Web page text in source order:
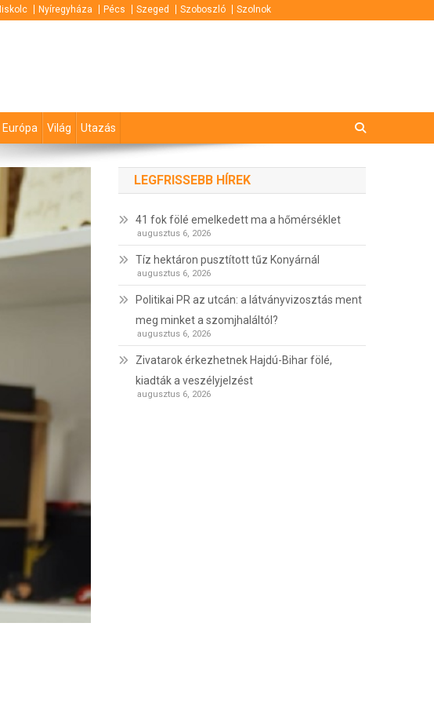
Nyíregyháza Pécs Szeged Szoboszló Szolnok
Európa Világ Utazás
LEGFRISSEBB HÍREK
41 fok fölé emelkedett ma a hőmérséklet
augusztus 6, 2026
Tíz hektáron pusztított tűz Konyárnál
augusztus 6, 2026
Politikai PR az utcán: a látványvizosztás ment
meg minket a szomjhaláltól?
augusztus 6, 2026
Zivatarok érkezhetnek Hajdú-Bihar fölé,
kiadták a veszélyjelzést
augusztus 6, 2026